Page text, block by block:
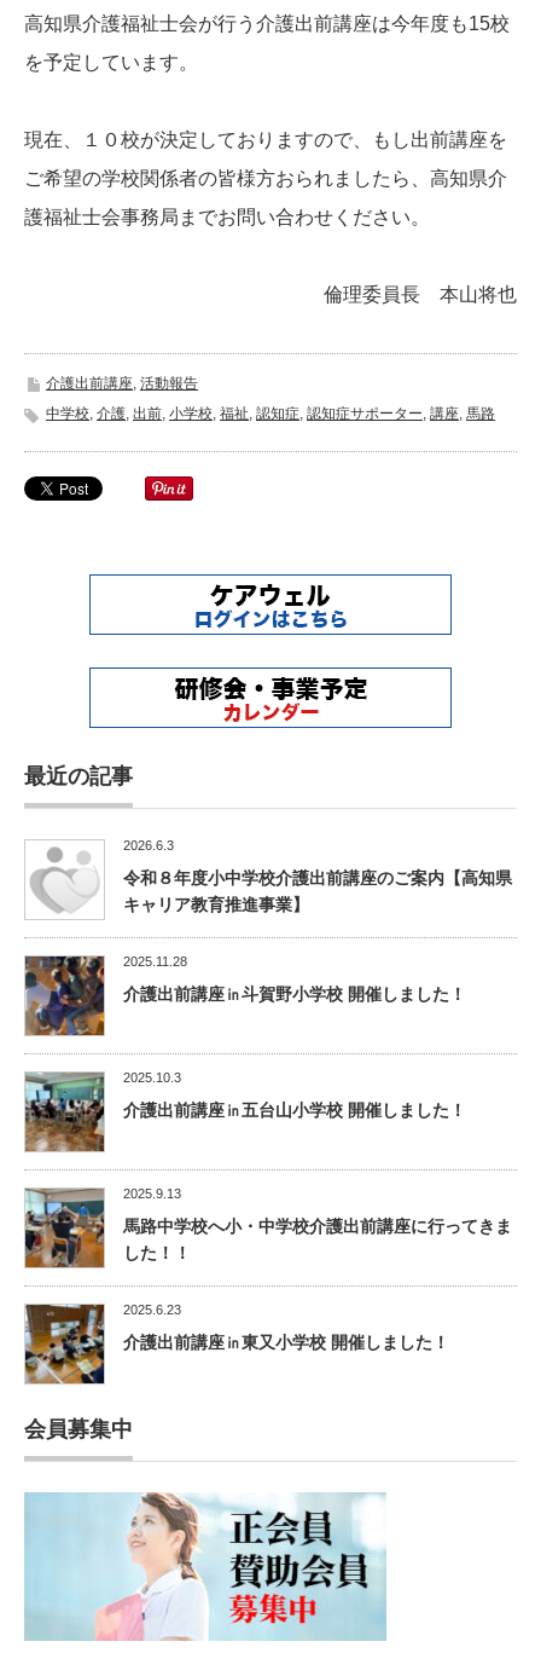
高知県介護福祉士会が行う介護出前講座は今年度も15校
を予定しています。
現在、１０校が決定しておりますので、もし出前講座を
ご希望の学校関係者の皆様方おられましたら、高知県介
護福祉士会事務局までお問い合わせください。
倫理委員長 本山将也
介護出前講座, 活動報告
中学校, 介護, 出前, 小学校, 福祉, 認知症, 認知症サポーター, 講座, 馬路
最近の記事
2026.6.3
令和８年度小中学校介護出前講座のご案内【高知県
キャリア教育推進事業】
2025.11.28
介護出前講座㏌斗賀野小学校 開催しました！
2025.10.3
介護出前講座㏌五台山小学校 開催しました！
2025.9.13
馬路中学校へ小・中学校介護出前講座に行ってきま
した！！
2025.6.23
介護出前講座㏌東又小学校 開催しました！
会員募集中